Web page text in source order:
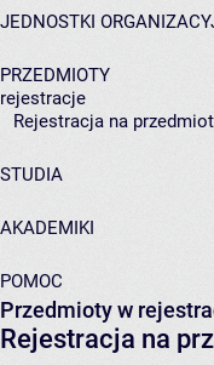
JEDNOSTKI
PRZEDMIOTY
rejestracje
Rejestracja na
STUDIA
AKADEMIKI
POMOC
Przedmioty w
Rejestracja na